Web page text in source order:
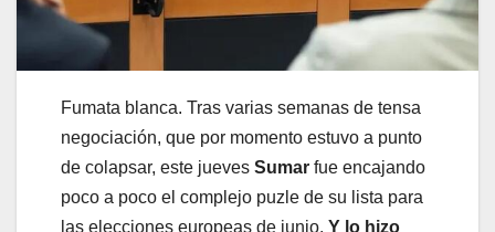
Fumata blanca. Tras varias semanas de tensa
negociación, que por momento estuvo a punto
de colapsar, este jueves Sumar fue encajando
poco a poco el complejo puzle de su lista para
las elecciones europeas de junio. Y lo hizo